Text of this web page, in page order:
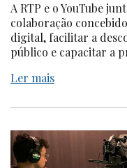
A RTP e o YouTube
colaboração
digital, facilitar a
público e capacitar a
Ler mais